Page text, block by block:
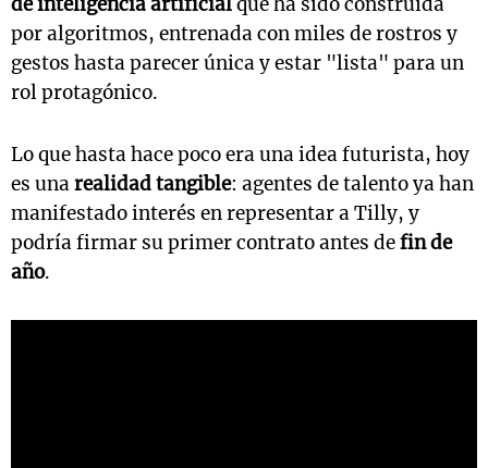
por algoritmos, entrenada con miles de rostros y
gestos hasta parecer única y estar "lista" para un
rol protagónico.
Lo que hasta hace poco era una idea futurista, hoy
es unarealidad tangible: agentes de talento ya han
manifestado interés en representar a Tilly, y
podría firmar su primer contrato antes defin de
año.